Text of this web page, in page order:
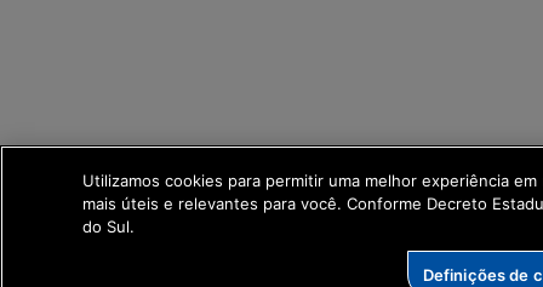
Utilizamos cookies para permitir uma melhor experiência
mais úteis e relevantes para você. Conforme Decreto
do Sul.
Definições de